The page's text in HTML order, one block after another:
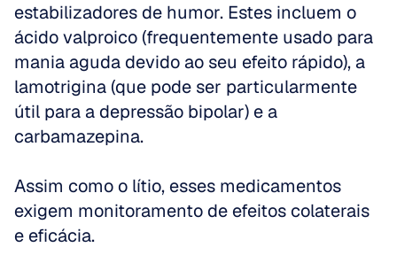
estabilizadores de humor. Estes incluem o
ácido valproico (frequentemente usado para
mania aguda devido ao seu efeito rápido), a
lamotrigina (que pode ser particularmente
útil para a depressão bipolar) e a
carbamazepina.
Assim como o lítio, esses medicamentos
exigem monitoramento de efeitos colaterais
e eficácia.